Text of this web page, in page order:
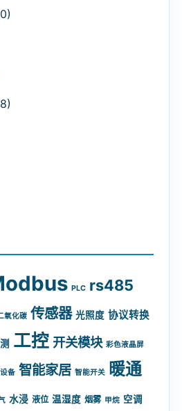
PLC rs485
氧化碳 传感器 光照度 协议转换
工控 开关模块 彩色液晶屏
备 智能家居 智能开关 暖通
水浸 液位 温湿度 烟雾 甲烷 空调